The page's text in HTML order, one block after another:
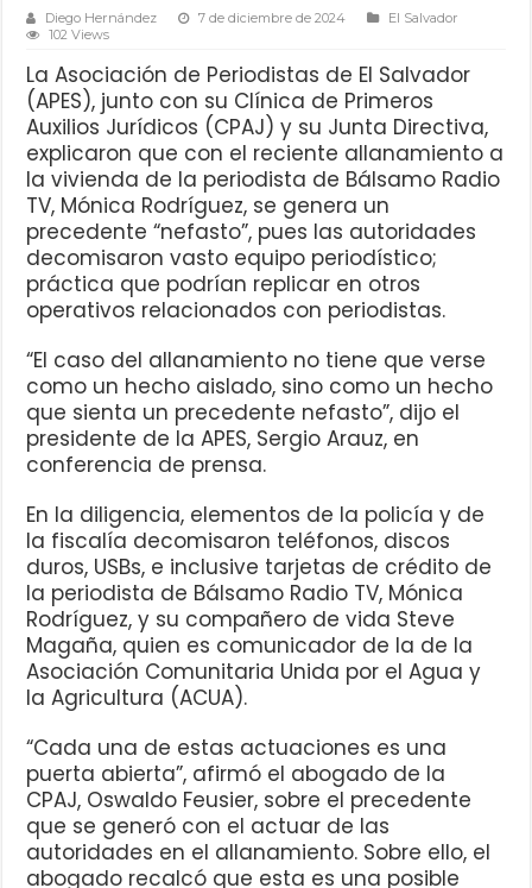
Diego Hernández 7 de diciembre de 2024
El Salvador
102 Views
La Asociación de Periodistas de El Salvador
(APES), junto con su Clínica de Primeros
Auxilios Jurídicos (CPAJ) y su Junta Directiva,
explicaron que con el reciente allanamiento a
la vivienda de la periodista de Bálsamo Radio
TV, Mónica Rodríguez, se genera un
precedente “nefasto”, pues las autoridades
decomisaron vasto equipo periodístico;
práctica que podrían replicar en otros
operativos relacionados con periodistas.
“El caso del allanamiento no tiene que verse
como un hecho aislado, sino como un hecho
que sienta un precedente nefasto”, dijo el
presidente de la APES, Sergio Arauz, en
conferencia de prensa.
En la diligencia, elementos de la policía y de
la fiscalía decomisaron teléfonos, discos
duros, USBs, e inclusive tarjetas de crédito de
la periodista de Bálsamo Radio TV, Mónica
Rodríguez, y su compañero de vida Steve
Magaña, quien es comunicador de la de la
Asociación Comunitaria Unida por el Agua y
la Agricultura (ACUA).
“Cada una de estas actuaciones es una
puerta abierta”, afirmó el abogado de la
CPAJ, Oswaldo Feusier, sobre el precedente
que se generó con el actuar de las
autoridades en el allanamiento. Sobre ello, el
abogado recalcó que esta es una posible